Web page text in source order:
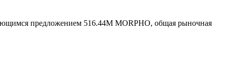
предложением 516.44M MORPHO, общая рыночная